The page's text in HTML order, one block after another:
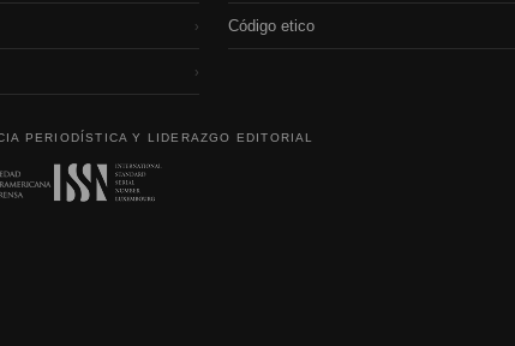
›
›
Código etico
PERIODÍSTICA Y LIDERAZGO EDITORIAL